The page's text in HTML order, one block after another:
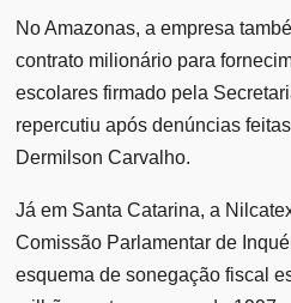
No Amazonas, a empresa
contrato milionário para
escolares firmado pela
repercutiu após denúncias
Dermilson Carvalho.
Já em Santa Catarina, a
Comissão Parlamentar de
esquema de sonegação fiscal